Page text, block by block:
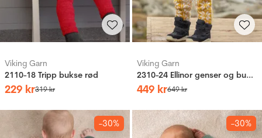
Viking Garn
2110-18 Tripp bukse rød
229 kr319kr
Viking Garn
2310-24 Ellinor genser og bukse
449 kr649kr
-30% -30%